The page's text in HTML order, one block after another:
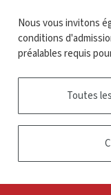
Nous vous invitons
conditions
préalables requis
Toutes